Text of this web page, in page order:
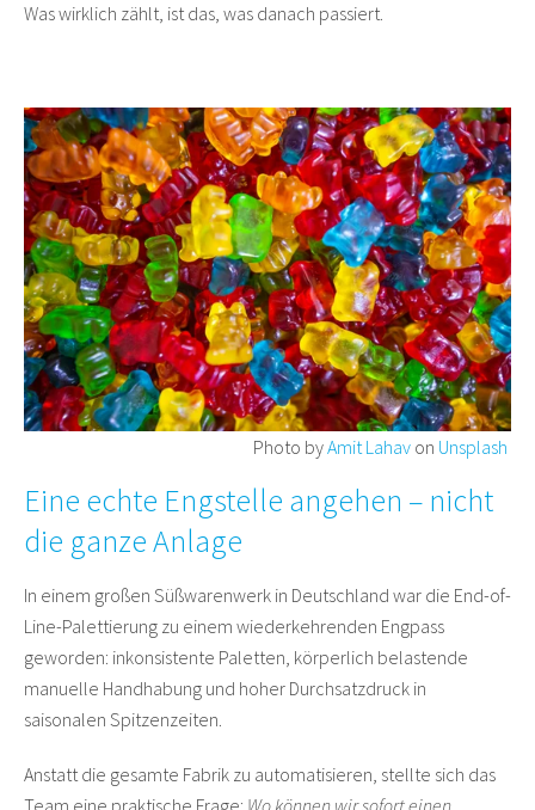
Was wirklich zählt, ist das, was danach passiert.
Photo byAmit Lahav on Unsplash
Eine echte Engstelle angehen – nicht
die ganze Anlage
In einem großen Süßwarenwerk in Deutschland war die End-of-
Line-Palettierung zu einem wiederkehrenden Engpass
geworden: inkonsistente Paletten, körperlich belastende
manuelle Handhabung und hoher Durchsatzdruck in
saisonalen Spitzenzeiten.
Anstatt die gesamte Fabrik zu automatisieren, stellte sich das